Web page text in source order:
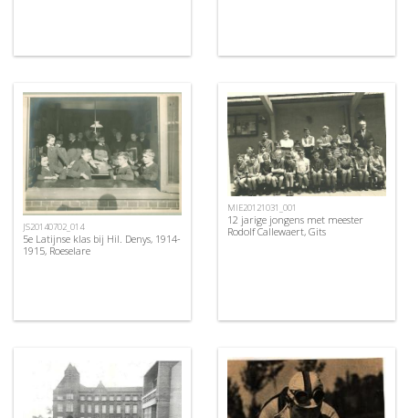
JS20140702_014
5e Latijnse klas bij Hil. Denys, 1914-
1915, Roeselare
MIE20121031_001
12 jarige jongens met meester
Rodolf Callewaert, Gits